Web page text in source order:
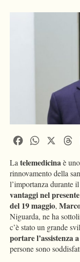
FacebookWhatsApp
Latelemedicinaè
rinnovamento della
l’importanza durante
vantaggi nel
del 19 maggio,
Niguarda, ne ha
c’è stato un grande
portare l’assistenza
persone sono